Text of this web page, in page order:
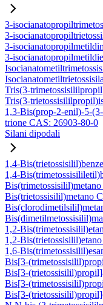
3-
3-
3-
3-
Tris(3-
Tris(3-
1,3-Bis(prop-2-enil)-5-
trione CAS: 26903-80-0
Silani dipodali
1,4-
1,4-
Bis(trietossisilil)metano
1,2-
1,2-
1,6-
Bis[3-
Bis[3-
Bis[3-
Bis[3-